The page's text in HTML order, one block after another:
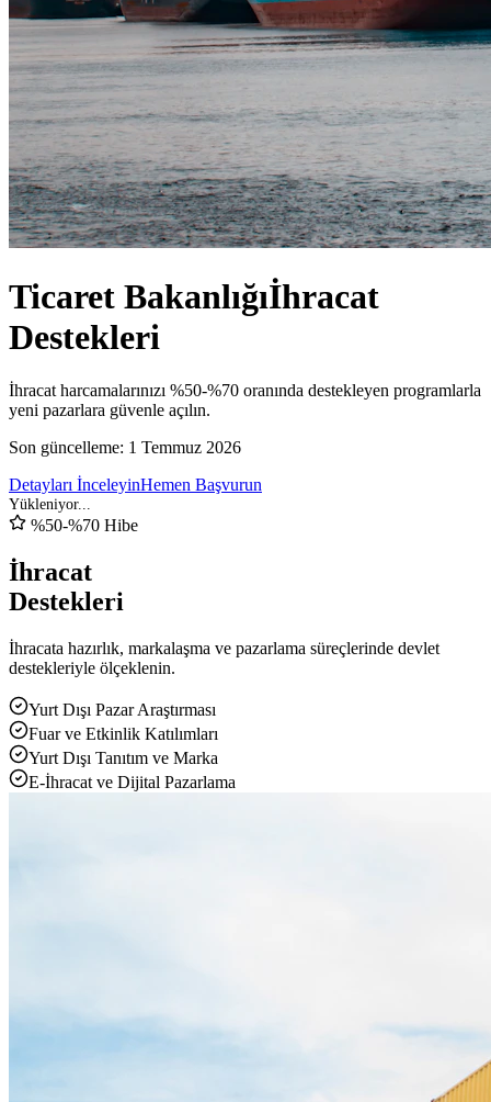
Ticaret Bakanlığıİhracat
Destekleri
İhracat harcamalarınızı %50-%70 oranında destekleyen programlarla
yeni pazarlara güvenle açılın.
Son güncelleme: 1 Temmuz 2026
Detayları İnceleyinHemen Başvurun
%50-%70 Hibe
İhracat
Destekleri
İhracata hazırlık, markalaşma ve pazarlama süreçlerinde devlet
destekleriyle ölçeklenin.
Yurt Dışı Pazar Araştırması
Fuar ve Etkinlik Katılımları
Yurt Dışı Tanıtım ve Marka
E-İhracat ve Dijital Pazarlama